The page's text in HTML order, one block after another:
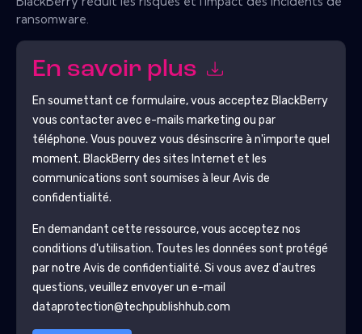
ransomware.
En savoir plus
En soumettant ce formulaire, vous acceptez BlackBerry
vous contacter avec e-mails marketing ou par
téléphone. Vous pouvez vous désinscrire à n'importe quel
moment. BlackBerrydes sites Internet et les
communications sont soumises à leur Avis de
confidentialité.
En demandant cette ressource, vous acceptez nos
conditions d'utilisation. Toutes les données sont protégé
par notre Avis de confidentialité. Si vous avez d'autres
questions, veuillez envoyer un e-mail
dataprotection@techpublishhub.com